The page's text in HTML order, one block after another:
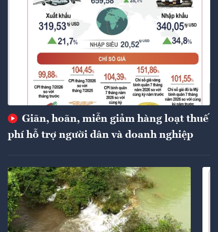
Giãn, hoãn, miễn giảm hàng loạt thuế
phí hỗ trợ người dân và doanh nghiệp